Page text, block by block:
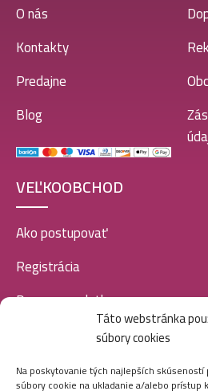
Táto webstránka
súbory cookies
Na poskytovanie tých najlepších
súbory cookie na ukladanie a/alebo prístup
Kallos maska na vlasy 1L- Milk
4,99€
Kallos maska na vlasy 1L- Pro-
4,99€
Kallos maska na vlasy 1L- Caviar
4,99€
Kallos maska na vlasy 1L- Biotin
O nás
Kontakty
Predajne
Blog
VEĽKOOBCHOD
Ako postupovať
Registrácia
Doprava a platba
SOCIÁLNE SIETE